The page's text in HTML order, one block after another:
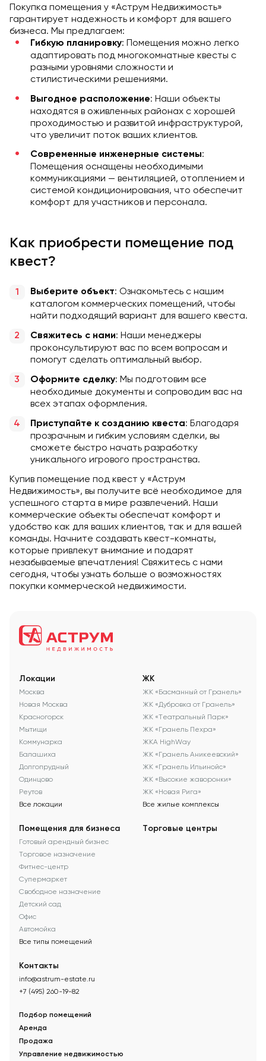
Покупка помещения у «Аструм Недвижимость»
гарантирует надежность и комфорт для вашего
бизнеса. Мы предлагаем:
Гибкую планировку: Помещения можно легко
адаптировать под многокомнатные квесты с
разными уровнями сложности и
стилистическими решениями.
Выгодное расположение: Наши объекты
находятся в оживленных районах с хорошей
проходимостью и развитой инфраструктурой,
что увеличит поток ваших клиентов.
Современные инженерные системы:
Помещения оснащены необходимыми
коммуникациями — вентиляцией, отоплением и
системой кондиционирования, что обеспечит
комфорт для участников и персонала.
Как приобрести помещение под
квест?
Выберите объект: Ознакомьтесь с нашим
каталогом коммерческих помещений, чтобы
найти подходящий вариант для вашего квеста.
Свяжитесь с нами: Наши менеджеры
проконсультируют вас по всем вопросам и
помогут сделать оптимальный выбор.
Оформите сделку: Мы подготовим все
необходимые документы и сопроводим вас на
всех этапах оформления.
Приступайте к созданию квеста: Благодаря
прозрачным и гибким условиям сделки, вы
сможете быстро начать разработку
уникального игрового пространства.
Купив помещение под квест у «Аструм
Недвижимость», вы получите всё необходимое для
успешного старта в мире развлечений. Наши
коммерческие объекты обеспечат комфорт и
удобство как для ваших клиентов, так и для вашей
команды. Начните создавать квест-комнаты,
которые привлекут внимание и подарят
незабываемые впечатления! Свяжитесь с нами
сегодня, чтобы узнать больше о возможностях
покупки коммерческой недвижимости.
Локации
Москва
Новая Москва
Красногорск
Мытищи
Коммунарка
Балашиха
Долгопрудный
Одинцово
Реутов
Все локации
ЖК
ЖК «Басманный от Гранель»
ЖК «Дубровка от Гранель»
ЖК «Театральный Парк»
ЖК «Гранель Пехра»
ЖКА HighWay
ЖК «Гранель Аникеевский»
ЖК «Гранель Ильинойс»
ЖК «Высокие жаворонки»
ЖК «Новая Рига»
Все жилые комплексы
Помещения для бизнеса
Готовый арендный бизнес
Торговое назначение
Фитнес-центр
Супермаркет
Свободное назначение
Детский сад
Офис
Автомойка
Все типы помещений
Торговые центры
Контакты
info@astrum-estate.ru
+7 (495) 260-19-82
Подбор помещений
Аренда
Продажа
Управление недвижимостью